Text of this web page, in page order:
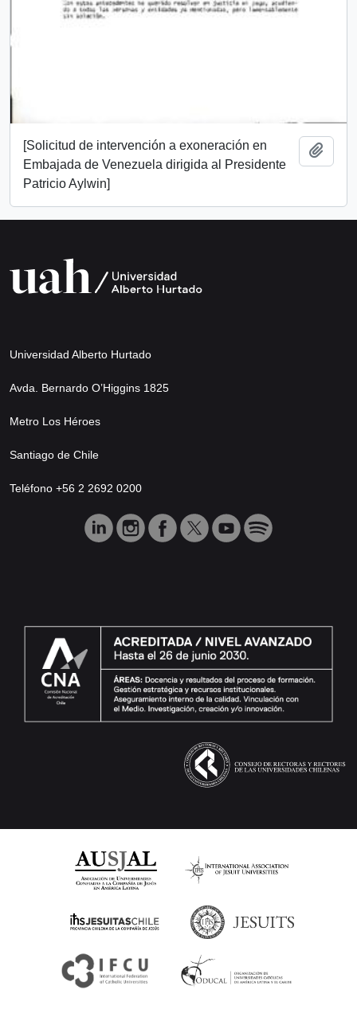
[Solicitud de intervención a exoneración en
Embajada de Venezuela dirigida al Presidente
Patricio Aylwin]
Universidad Alberto Hurtado
Avda. Bernardo O’Higgins 1825
Metro Los Héroes
Santiago de Chile
Teléfono +56 2 2692 0200